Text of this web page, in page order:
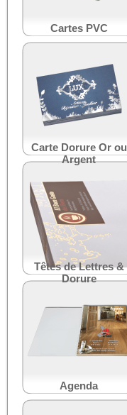
Cartes PVC
Carte Dorure Or ou
Argent
Têtes de Lettres &
Dorure
Agenda